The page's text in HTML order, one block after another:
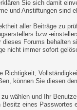
Sie sich damit
und Anstiftungen sind
aller Beiträge zu
bzw -
Forums
immer sofort
können Sie diesen
wählen und Ihr
eines